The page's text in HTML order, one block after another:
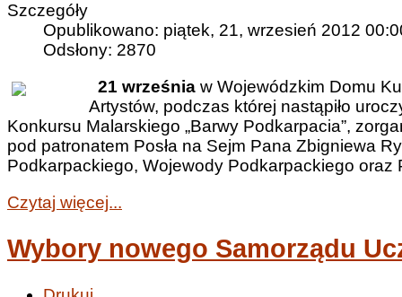
Szczegóły
Opublikowano: piątek, 21, wrzesień 2012
Odsłony: 2870
21 września w Wojewódzkim Domu
Artystów, podczas której nastąpiło
Konkursu Malarskiego „Barwy Podkarpacia”,
pod patronatem Posła na Sejm Pana Zbigniewa
Podkarpackiego, Wojewody Podkarpackiego oraz
Czytaj więcej...
Wybory nowego Samorządu